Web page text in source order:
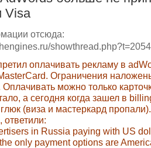
Visa
отсюда:
оплачивать рекламу в
Ограничения
Оплачивать можно только
а сегодня когда зашел в
(виза и мастеркард
ответили:
in Russia paying with US
only payment options are